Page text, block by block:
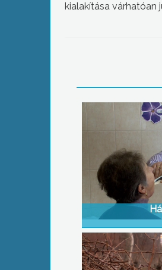
kialakítása várhatóan